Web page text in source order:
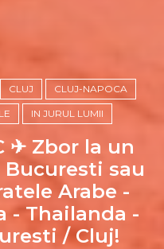
CLUJ CLUJ-NAPOCA
IN JURUL LUMII
✈ Zbor la un
sau
Arabe -
- Thailanda -
/ Cluj!